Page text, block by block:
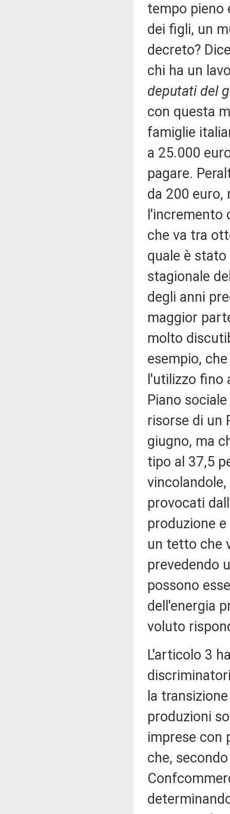
tempo pieno
dei figli, un
decreto?
chi ha un
deputati del
con questa
famiglie
a 25.000
pagare.
da 200 euro,
l'incremento
che va tra
quale è
stagionale
degli anni
maggior
molto
esempio,
l'utilizzo fino
Piano
risorse di un
giugno, ma
tipo al 37,5
provocati
produzione
un tetto che
prevedendo
possono
dell'energia
voluto
L'articolo 3
la
produzioni
imprese con
che,